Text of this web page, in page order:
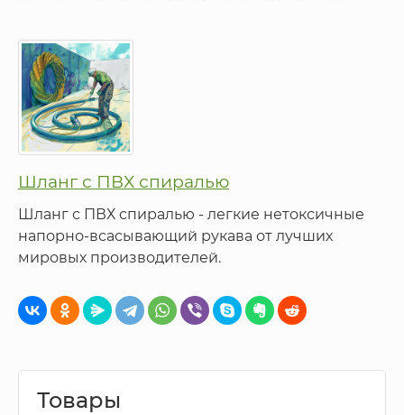
Шланг с ПВХ спиралью
Шланг с ПВХ спиралью - легкие нетоксичные
напорно-всасывающий рукава от лучших
мировых производителей.
Товары